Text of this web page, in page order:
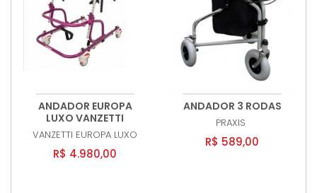
ANDADOR EUROPA
LUXO VANZETTI
VANZETTI EUROPA LUXO
R$ 4.980,00
ANDADOR 3 RODAS
PRAXIS
R$ 589,00